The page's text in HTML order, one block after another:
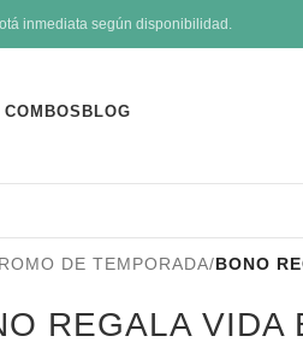
inmediata según disponibilidad.
COMBOSBLOG
DE TEMPORADA/BONO
REGALA VIDA